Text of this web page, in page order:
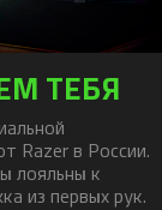
ТЕБЯ
Razer в России.
лояльны к
из первых рук.